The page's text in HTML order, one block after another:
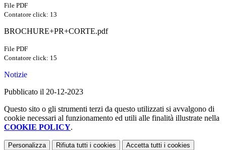
File PDF
Contatore click: 13
BROCHURE+PR+CORTE.pdf
File PDF
Contatore click: 15
Notizie
Pubblicato il 20-12-2023
Questo sito o gli strumenti terzi da questo utilizzati si avvalgono di
cookie necessari al funzionamento ed utili alle finalità illustrate nella
COOKIE POLICY.
Personalizza Rifiuta tutti i cookies Accetta tutti i cookies